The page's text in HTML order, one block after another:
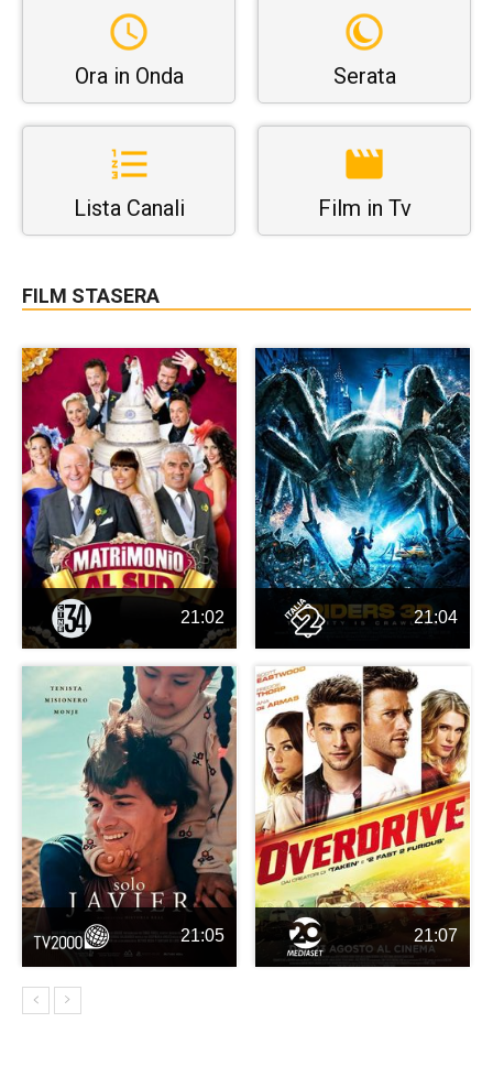
Ora in Onda Serata
Lista Canali Film in Tv
FILM STASERA
21:02 21:04
21:05 21:07